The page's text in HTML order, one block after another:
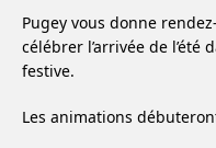
Pugey vous donne
célébrer l’arrivée de l’été
festive.
Les animations